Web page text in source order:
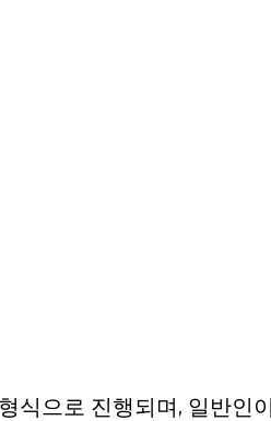
식으로 진행되며, 일반인